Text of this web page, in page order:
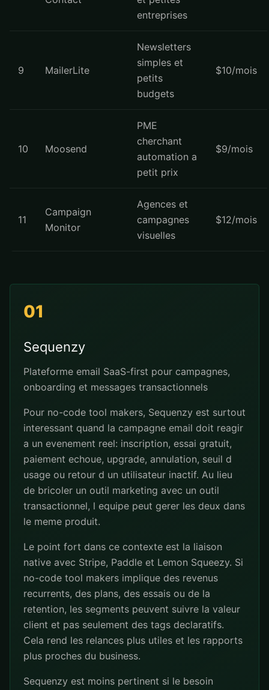
entreprises
9 MailerLite
Newsletters
simples et
petits
budgets
$10/mois
10 Moosend
PME
cherchant
automation a
petit prix
$9/mois
11
Campaign
Monitor
Agences et
campagnes
visuelles
$12/mois
01
Sequenzy
Plateforme email SaaS-first pour campagnes,
onboarding et messages transactionnels
Pour no-code tool makers, Sequenzy est surtout
interessant quand la campagne email doit reagir
a un evenement reel: inscription, essai gratuit,
paiement echoue, upgrade, annulation, seuil d
usage ou retour d un utilisateur inactif. Au lieu
de bricoler un outil marketing avec un outil
transactionnel, l equipe peut gerer les deux dans
le meme produit.
Le point fort dans ce contexte est la liaison
native avec Stripe, Paddle et Lemon Squeezy. Si
no-code tool makers implique des revenus
recurrents, des plans, des essais ou de la
retention, les segments peuvent suivre la valeur
client et pas seulement des tags declaratifs.
Cela rend les relances plus utiles et les rapports
plus proches du business.
Sequenzy est moins pertinent si le besoin